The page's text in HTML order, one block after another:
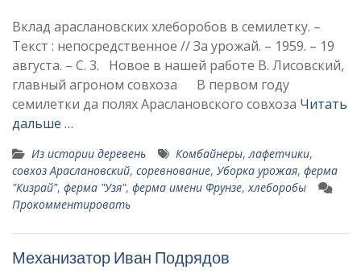
Вклад араслановских хлеборобов в семилетку. –
Текст : непосредственное // За урожай. – 1959. – 19
августа. – С. 3. Новое в нашей работе В. Лисовский,
главный агроном совхоза В первом году
семилетки да полях Араслановского сов­хоза Читать
дальше …
Из истории деревень Комбайнеры,лафетчики,
совхоз Араслановский, соревнование, Уборка урожая, ферма
"Кизрай", ферма "Узя", ферма имени Фрунзе,хлеборобы
Прокомментировать
Механизатор Иван Подрядов